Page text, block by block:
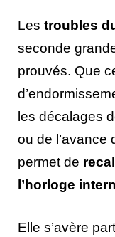
Les troubles
seconde
prouvés. Que
les décalages
ou de l’avance
permet de
l’horloge
Elle s’avère